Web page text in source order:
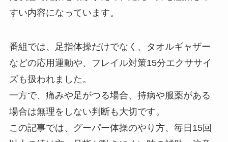
すい内容になっています。
番組では、足指体操だけでなく、タオルギャザー
などの応用運動や、フレイル対策15分エクササイ
ズも扱われました。
一方で、痛みや足がつる場合、持病や服薬がある
場合は無理をしない判断も大切です。
この記事では、グーパー体操のやり方、毎日15回